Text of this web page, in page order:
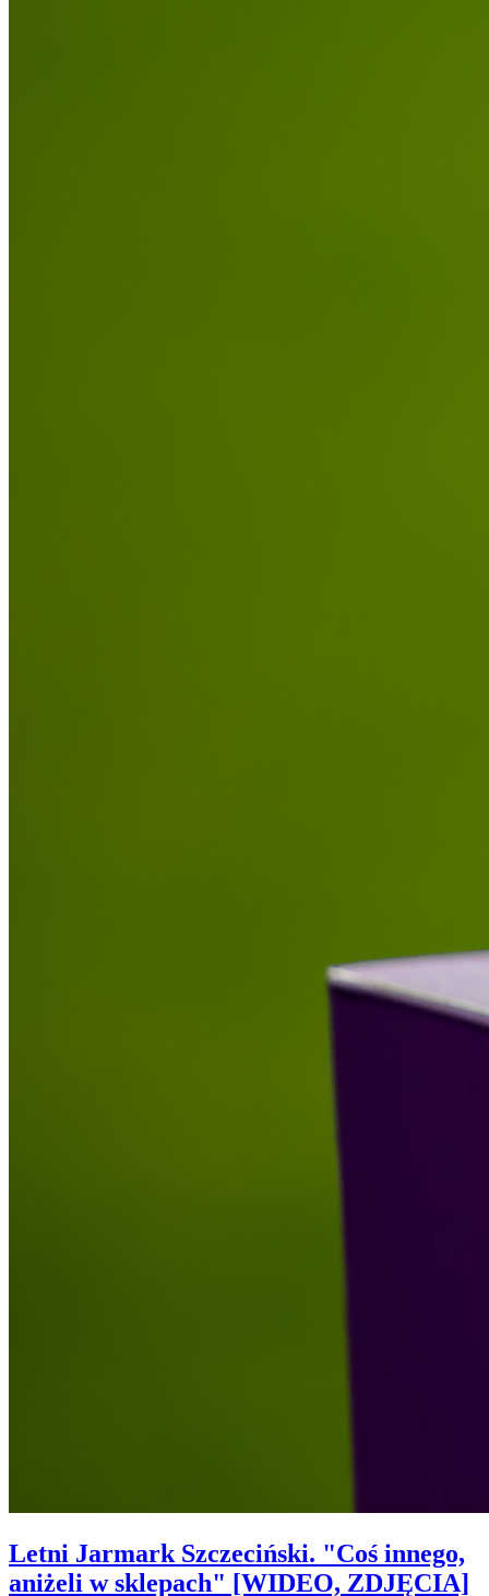
Letni Jarmark Szczeciński. "Coś innego,
aniżeli w sklepach" [WIDEO, ZDJĘCIA]